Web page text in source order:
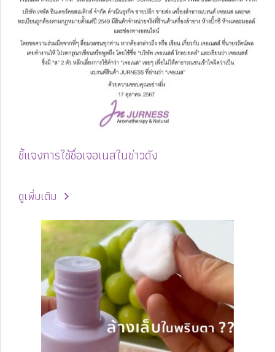
ชี้แจงการใช้ชื่อเจอเนสในข่าวดัง
ดูเพิ่มเติม